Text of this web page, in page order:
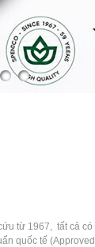
từ 1967, tất cả
quốc tế